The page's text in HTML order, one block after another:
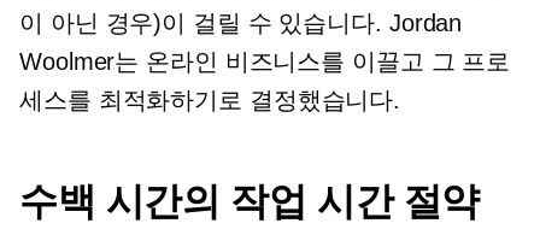
이 아닌 경우)이 걸릴 수 있습니다. Jordan
Woolmer는 온라인 비즈니스를 이끌고 그 프로
세스를 최적화하기로 결정했습니다.
수백 시간의 작업 시간 절약